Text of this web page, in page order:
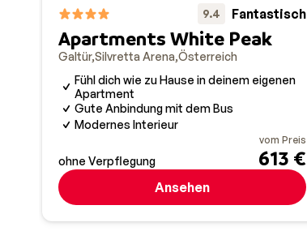
9.4 Fantastisch
Apartments White Peak
Galtür Silvretta Arena Österreich
Fühl dich wie zu Hause in deinem eigenen
Apartment
Gute Anbindung mit dem Bus
Modernes Interieur
ohne Verpflegung
vom Preis
613 €
Ansehen